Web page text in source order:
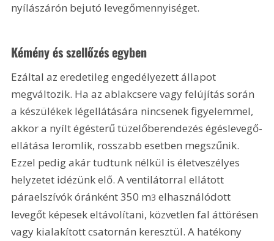
nyílászárón bejutó levegőmennyiséget.
Kémény és szellőzés egyben
Ezáltal az eredetileg engedélyezett állapot
megváltozik. Ha az ablakcsere vagy felújítás során
a készülékek légellátására nincsenek figyelemmel,
akkor a nyílt égésterű tüzelőberendezés égéslevegő-
ellátása leromlik, rosszabb esetben megszűnik.
Ezzel pedig akár tudtunk nélkül is életveszélyes
helyzetet idézünk elő. A ventilátorral ellátott
páraelszívók óránként 350 m3 elhasználódott
levegőt képesek eltávolítani, közvetlen fal áttörésen
vagy kialakított csatornán keresztül. A hatékony